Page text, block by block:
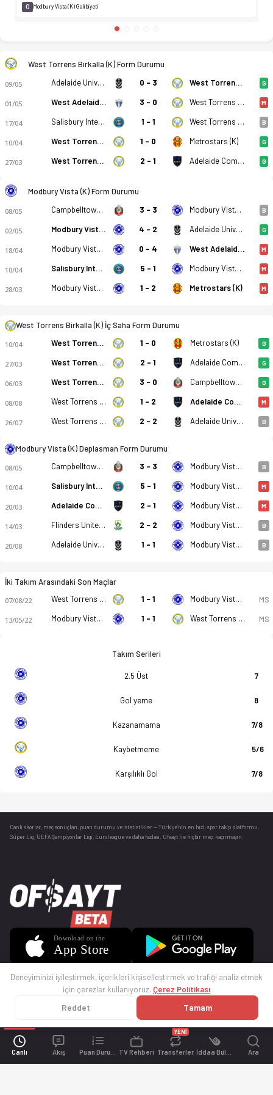
Canlı Akış TV Rehberi Transferler
YENİ
Ara
West Torrens Birkalla (K) - Modbury Vista (K) 3-1 bitti. Gol
0 Modbury Vista (K) Galibiyeti
West Torrens Birkalla (K) Form Durumu
09/05 Adelaide University (K) 0 - 3 West Torrens Birkalla (K) G
01/05 West Adelaide (K) 3 - 0 West Torrens Birkalla (K) M
17/04 Salisbury Inter (K) 1 - 1 West Torrens Birkalla (K) B
10/04 West Torrens Birkalla (K) 1 - 0 Metrostars (K) G
27/03 West Torrens Birkalla (K) 2 - 1 Adelaide Comets FC (K) G
Modbury Vista (K) Form Durumu
08/05 Campbelltown City SC (K) 3 - 3 Modbury Vista (K) B
02/05 Modbury Vista (K) 4 - 2 Adelaide University (K) G
18/04 Modbury Vista (K) 0 - 4 West Adelaide (K) M
10/04 Salisbury Inter (K) 5 - 1 Modbury Vista (K) M
28/03 Modbury Vista (K) 1 - 2 Metrostars (K) M
West Torrens Birkalla (K) İç Saha Form Durumu
10/04 West Torrens Birkalla (K) 1 - 0 Metrostars (K) G
27/03 West Torrens Birkalla (K) 2 - 1 Adelaide Comets FC (K) G
06/03 West Torrens Birkalla (K) 3 - 0 Campbelltown City SC (K) G
08/08 West Torrens Birkalla (K) 1 - 2 Adelaide Comets FC (K) M
26/07 West Torrens Birkalla (K) 2 - 2 Adelaide University (K) B
Modbury Vista (K) Deplasman Form Durumu
08/05 Campbelltown City SC (K) 3 - 3 Modbury Vista (K) B
10/04 Salisbury Inter (K) 5 - 1 Modbury Vista (K) M
20/03 Adelaide Comets FC (K) 2 - 1 Modbury Vista (K) M
14/03 Flinders United Wfc (K) 2 - 2 Modbury Vista (K) B
20/08 Adelaide University (K) 1 - 1 Modbury Vista (K) B
İki Takım Arasındaki Son Maçlar
07/08/22 West Torrens Birkalla (K) 1 - 1 Modbury Vista (K) MS
13/05/22 Modbury Vista (K) 1 - 1 West Torrens Birkalla (K) MS
Takım Serileri
2.5 Üst 7
Gol yeme 8
Kazanamama 7/8
Kaybetmeme 5/6
Karşılıklı Gol 7/8
Canlı skorlar , maç sonuçları, puan durumu ve istatistikler — Türkiye’nin en hızlı spor takip platformu.
Süper Lig, UEFA Şampiyonlar Ligi, Euroleague ve daha fazlası. Ofsayt ile hiçbir maçı kaçırmayın.
© 2025 Ofsayt
Deneyiminizi iyileştirmek, içerikleri kişiselleştirmek ve trafiği analiz etmek
için çerezler kullanıyoruz. Çerez Politikası
Reddet Tamam